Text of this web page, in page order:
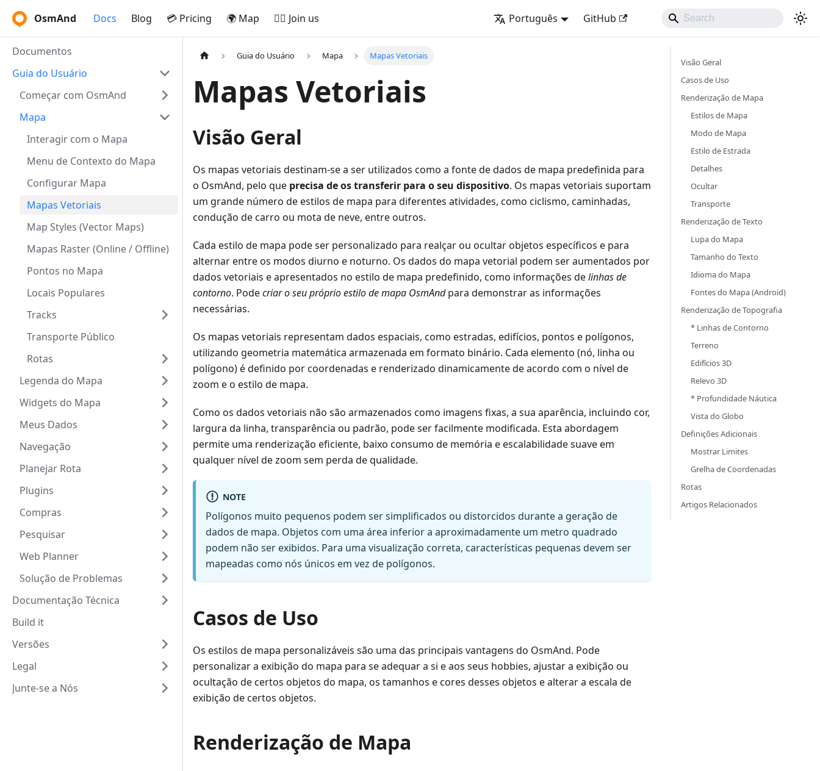
OsmAnd Docs Blog 💳 Pricing 🌍 Map 🚵‍♂️ Join us Português GitHub
Documentos
Guia do Usuário
Começar com OsmAnd
Mapa
Interagir com o Mapa
Menu de Contexto do Mapa
Configurar Mapa
Mapas Vetoriais
Map Styles (Vector Maps)
Mapas Raster (Online / Offline)
Pontos no Mapa
Locais Populares
Tracks
Transporte Público
Rotas
Legenda do Mapa
Widgets do Mapa
Meus Dados
Navegação
Planejar Rota
Plugins
Compras
Pesquisar
Web Planner
Solução de Problemas
Documentação Técnica
Build it
Versões
Legal
Junte-se a Nós
Guia do Usuário Mapa Mapas Vetoriais
Mapas Vetoriais
Visão Geral
Os mapas vetoriais destinam-se a ser utilizados como a fonte de dados de mapa predefinida para
o OsmAnd, pelo que precisa de os transferir para o seu dispositivo. Os mapas vetoriais suportam
um grande número de estilos de mapa para diferentes atividades, como ciclismo, caminhadas,
condução de carro ou mota de neve, entre outros.
Cada estilo de mapa pode ser personalizado para realçar ou ocultar objetos específicos e para
alternar entre os modos diurno e noturno. Os dados do mapa vetorial podem ser aumentados por
dados vetoriais e apresentados no estilo de mapa predefinido, como informações delinhas de
contorno. Podecriar o seu próprio estilo de mapa OsmAndpara demonstrar as informações
necessárias.
Os mapas vetoriais representam dados espaciais, como estradas, edifícios, pontos e polígonos,
utilizando geometria matemática armazenada em formato binário. Cada elemento (nó, linha ou
polígono) é definido por coordenadas e renderizado dinamicamente de acordo com o nível de
zoom e o estilo de mapa.
Como os dados vetoriais não são armazenados como imagens fixas, a sua aparência, incluindo cor,
largura da linha, transparência ou padrão, pode ser facilmente modificada. Esta abordagem
permite uma renderização eficiente, baixo consumo de memória e escalabilidade suave em
qualquer nível de zoom sem perda de qualidade.
NOTE
Polígonos muito pequenos podem ser simplificados ou distorcidos durante a geração de
dados de mapa. Objetos com uma área inferior a aproximadamente um metro quadrado
podem não ser exibidos. Para uma visualização correta, características pequenas devem ser
mapeadas como nós únicos em vez de polígonos.
Casos de Uso
Os estilos de mapa personalizáveis são uma das principais vantagens do OsmAnd. Pode
personalizar a exibição do mapa para se adequar a si e aos seus hobbies, ajustar a exibição ou
ocultação de certos objetos do mapa, os tamanhos e cores desses objetos e alterar a escala de
exibição de certos objetos.
Renderização de Mapa
Visão Geral
Casos de Uso
Renderização de Mapa
Estilos de Mapa
Modo de Mapa
Estilo de Estrada
Detalhes
Ocultar
Transporte
Renderização de Texto
Lupa do Mapa
Tamanho do Texto
Idioma do Mapa
Fontes do Mapa (Android)
Renderização de Topografia
* Linhas de Contorno
Terreno
Edifícios 3D
Relevo 3D
* Profundidade Náutica
Vista do Globo
Definições Adicionais
Mostrar Limites
Grelha de Coordenadas
Rotas
Artigos Relacionados